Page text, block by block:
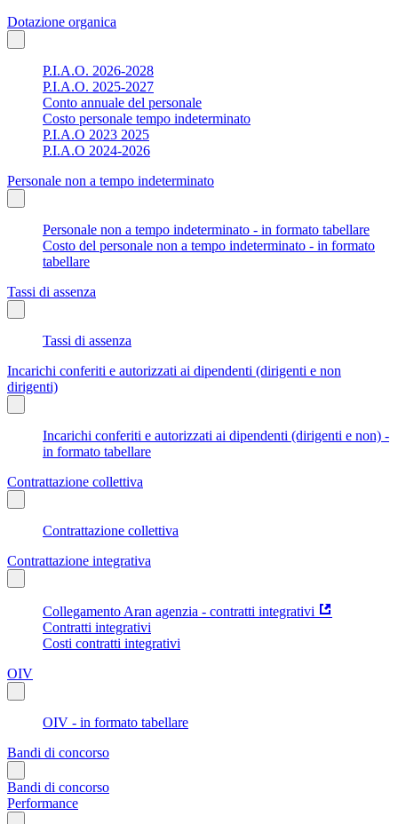
Dotazione organica
P.I.A.O. 2026-2028
P.I.A.O. 2025-2027
Conto annuale del personale
Costo personale tempo indeterminato
P.I.A.O 2023 2025
P.I.A.O 2024-2026
Personale non a tempo indeterminato
Personale non a tempo indeterminato - in formato tabellare
Costo del personale non a tempo indeterminato - in formato
tabellare
Tassi di assenza
Tassi di assenza
Incarichi conferiti e autorizzati ai dipendenti (dirigenti e non
dirigenti)
Incarichi conferiti e autorizzati ai dipendenti (dirigenti e non) -
in formato tabellare
Contrattazione collettiva
Contrattazione collettiva
Contrattazione integrativa
Collegamento Aran agenzia - contratti integrativi
Contratti integrativi
Costi contratti integrativi
OIV
OIV - in formato tabellare
Bandi di concorso
Bandi di concorso
Performance